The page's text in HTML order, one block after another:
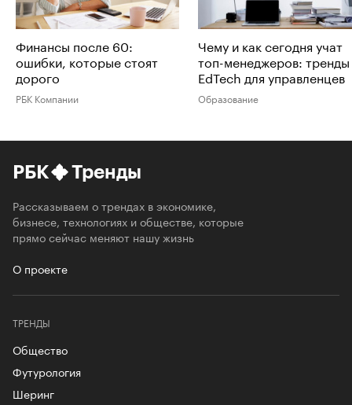
Финансы после 60:
ошибки, которые стоят
дорого
РБК Компании
Чему и как сегодня учат
топ-менеджеров: тренды
EdTech для управленцев
Образование
РБК Тренды
Рассказываем о трендах в экономике,
бизнесе, технологиях и обществе, которые
прямо сейчас меняют нашу жизнь
О проекте
ТРЕНДЫ
Общество
Футурология
Шеринг